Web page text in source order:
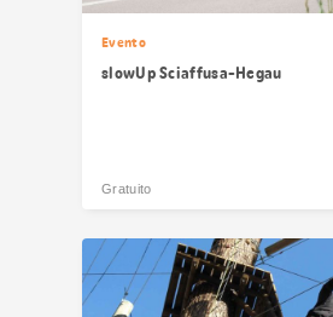
Evento
slowUp Sciaffusa-Hegau
Gratuito